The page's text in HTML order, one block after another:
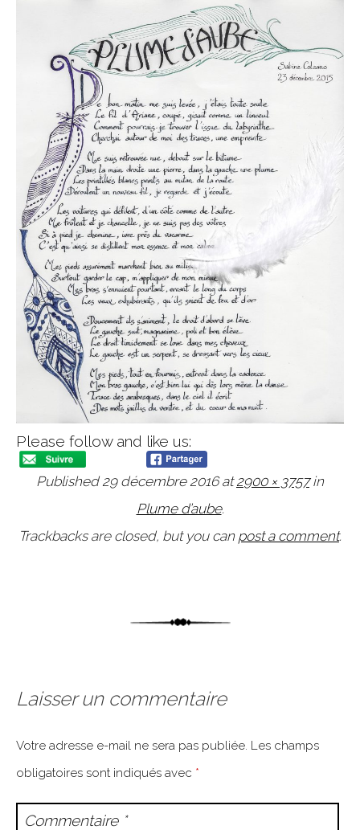
Please follow and like us:
Published 29 décembre 2016at2900 × 3757in
Plume d’aube.
Trackbacks are closed, but you can post a comment.
Laisser un commentaire
Votre adresse e-mail ne sera pas publiée. Les champs
obligatoires sont indiqués avec *
Commentaire *